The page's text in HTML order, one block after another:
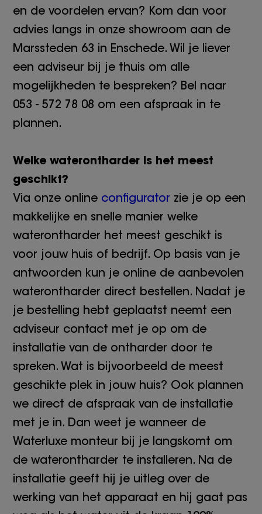
en de voordelen ervan? Kom dan voor
advies langs in onze showroom aan de
Marssteden 63 in Enschede. Wil je liever
een adviseur bij je thuis om alle
mogelijkheden te bespreken? Bel naar
053 - 572 78 08 om een afspraak in te
plannen.
Welke waterontharder is het meest
geschikt?
Via onze online configurator zie je op een
makkelijke en snelle manier welke
waterontharder het meest geschikt is
voor jouw huis of bedrijf. Op basis van je
antwoorden kun je online de aanbevolen
waterontharder direct bestellen. Nadat je
je bestelling hebt geplaatst neemt een
adviseur contact met je op om de
installatie van de ontharder door te
spreken. Wat is bijvoorbeeld de meest
geschikte plek in jouw huis? Ook plannen
we direct de afspraak van de installatie
met je in. Dan weet je wanneer de
Waterluxe monteur bij je langskomt om
de waterontharder te installeren. Na de
installatie geeft hij je uitleg over de
werking van het apparaat en hij gaat pas